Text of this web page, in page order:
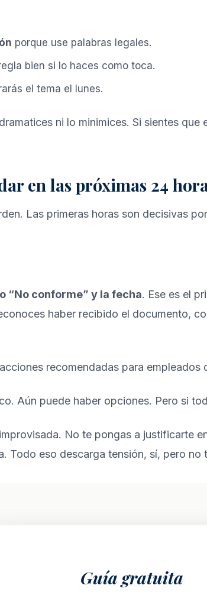
porque use palabras legales.
bien si lo haces como toca.
el tema el lunes.
ni lo minimices. Si sientes
en las próximas 24
Las primeras horas son decisivas
“No conforme” y la fecha. Ese es el
haber recibido el documento,
Aún puede haber opciones. Pero si
No te pongas a justificarte
Todo eso descarga tensión, sí, pero no
Guía gratuita